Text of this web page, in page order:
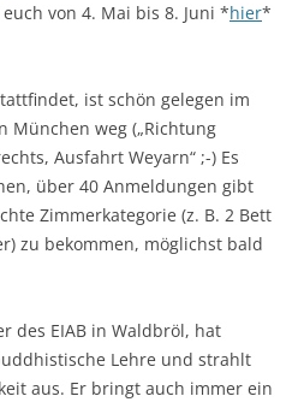
von 4. Mai bis 8. Juni *hier*
ist schön gelegen im
München weg („Richtung
Ausfahrt Weyarn“ ;-) Es
über 40 Anmeldungen gibt
Zimmerkategorie (z. B. 2 Bett
zu bekommen, möglichst bald
des EIAB in Waldbröl, hat
Lehre und strahlt
aus. Er bringt auch immer ein